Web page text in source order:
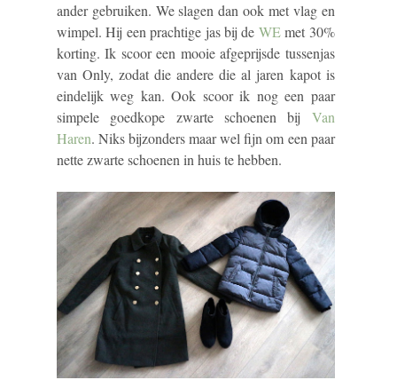
ander gebruiken. We slagen dan ook met vlag en
wimpel. Hij een prachtige jas bij de WEmet 30%
korting. Ik scoor een mooie afgeprijsde tussenjas
van Only, zodat die andere die al jaren kapot is
eindelijk weg kan. Ook scoor ik nog een paar
simpele goedkope zwarte schoenen bij Van
Haren. Niks bijzonders maar wel fijn om een paar
nette zwarte schoenen in huis te hebben.